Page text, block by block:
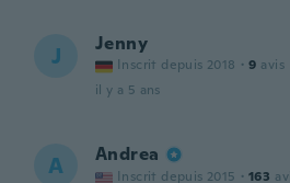
J Jenny
Inscrit depuis 2018 · 9 avis
il y a 5 ans
A Andrea
Inscrit depuis 2015 · 163